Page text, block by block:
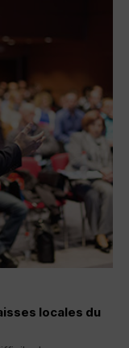
locales du